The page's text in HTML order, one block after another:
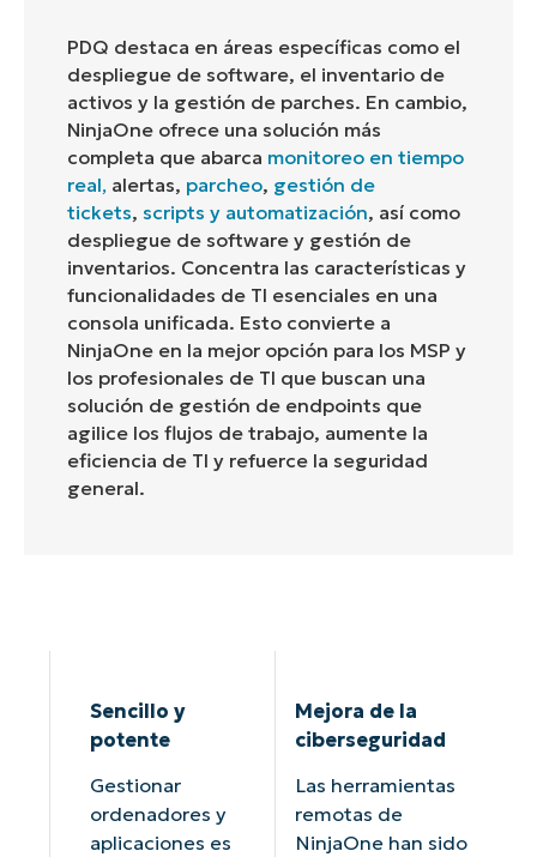
PDQ destaca en áreas específicas como el
despliegue de software, el inventario de
activos y la gestión de parches. En cambio,
NinjaOne ofrece una solución más
completa que abarca monitoreo en tiempo
real, alertas, parcheo, gestión de
tickets, scripts y automatización, así como
despliegue de software y gestión de
inventarios. Concentra las características y
funcionalidades de TI esenciales en una
consola unificada. Esto convierte a
NinjaOne en la mejor opción para los MSP y
los profesionales de TI que buscan una
solución de gestión de endpoints que
agilice los flujos de trabajo, aumente la
eficiencia de TI y refuerce la seguridad
general.
Sencillo y
potente
Gestionar
ordenadores y
aplicaciones es
Mejora de la
ciberseguridad
Las herramientas
remotas de
NinjaOne han sido